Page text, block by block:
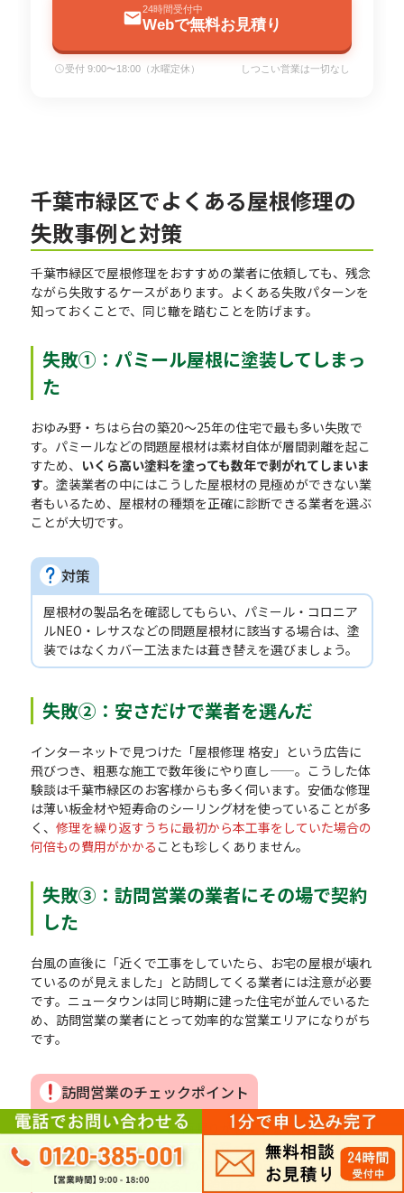
24時間受付中
Webで無料お見積り
受付 9:00〜18:00（水曜定休） しつこい営業は一切なし
千葉市緑区でよくある屋根修理の
失敗事例と対策
千葉市緑区で屋根修理をおすすめの業者に依頼しても、残念
ながら失敗するケースがあります。よくある失敗パターンを
知っておくことで、同じ轍を踏むことを防げます。
失敗①：パミール屋根に塗装してしまっ
た
おゆみ野・ちはら台の築20〜25年の住宅で最も多い失敗で
す。パミールなどの問題屋根材は素材自体が層間剥離を起こ
すため、 いくら高い塗料を塗っても数年で剥がれてしまいま
す。塗装業者の中にはこうした屋根材の見極めができない業
者もいるため、屋根材の種類を正確に診断できる業者を選ぶ
ことが大切です。
対策
屋根材の製品名を確認してもらい、パミール・コロニア
ルNEO・レサスなどの問題屋根材に該当する場合は、塗
装ではなくカバー工法または葺き替えを選びましょう。
失敗②：安さだけで業者を選んだ
インターネットで見つけた「屋根修理 格安」という広告に
飛びつき、粗悪な施工で数年後にやり直し——。こうした体
験談は千葉市緑区のお客様からも多く伺います。安価な修理
は薄い板金材や短寿命のシーリング材を使っていることが多
く、 修理を繰り返すうちに最初から本工事をしていた場合の
何倍もの費用がかかる ことも珍しくありません。
失敗③：訪問営業の業者にその場で契約
した
台風の直後に「近くで工事をしていたら、お宅の屋根が壊れ
ているのが見えました」と訪問してくる業者には注意が必要
です。ニュータウンは同じ時期に建った住宅が並んでいるた
め、訪問営業の業者にとって効率的な営業エリアになりがち
です。
訪問営業のチェックポイント
・「今すぐ契約しないと雨漏りが悪化する」と即決を迫
る → 冷静に断ってOK ・屋根に登って「ここが壊れてい
る」と写真を見せる → 別の家の写真の可能性あり ・
「火災保険で無料になる」を強調する → 保険適用は保